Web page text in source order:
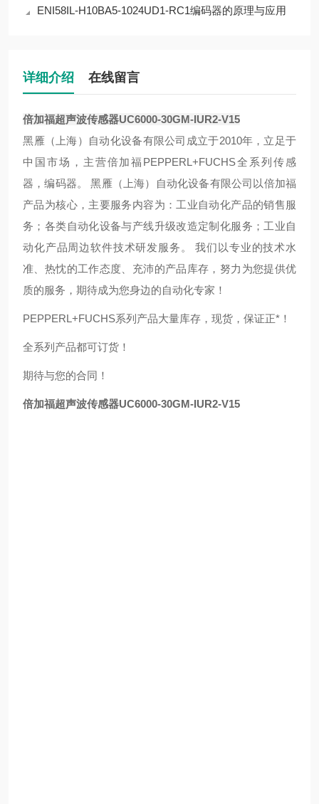
ENI58IL-H10BA5-1024UD1-RC1编码器的原理与应用
详细介绍 在线留言
倍加福超声波传感器UC6000-30GM-IUR2-V15
‌黑雁（上海）自动化设备有限公司成立于2010年，立足于
中国市场，主营倍加福PEPPERL+FUCHS全系列传感
器，编码器。 黑雁（上海）自动化设备有限公司以倍加福
产品为核心，主要服务内容为：工业自动化产品的销售服
务；各类自动化设备与产线升级改造定制化服务；工业自
动化产品周边软件技术研发服务。 我们以专业的技术水
准、热忱的工作态度、充沛的产品库存，努力为您提供优
质的服务，期待成为您身边的自动化专家！
PEPPERL+FUCHS系列产品大量库存，现货，保证正*！
全系列产品都可订货！
期待与您的合同！
倍加福超声波传感器UC6000-30GM-IUR2-V15